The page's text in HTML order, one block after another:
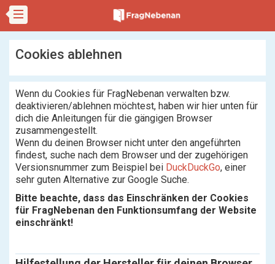
Cookies ablehnen
Wenn du Cookies für FragNebenan verwalten bzw.
deaktivieren/ablehnen möchtest, haben wir hier unten für
dich die Anleitungen für die gängigen Browser
zusammengestellt.
Wenn du deinen Browser nicht unter den angeführten
findest, suche nach dem Browser und der zugehörigen
Versionsnummer zum Beispiel bei DuckDuckGo, einer
sehr guten Alternative zur Google Suche.
Bitte beachte, dass das Einschränken der Cookies
für FragNebenan den Funktionsumfang der Website
einschränkt!